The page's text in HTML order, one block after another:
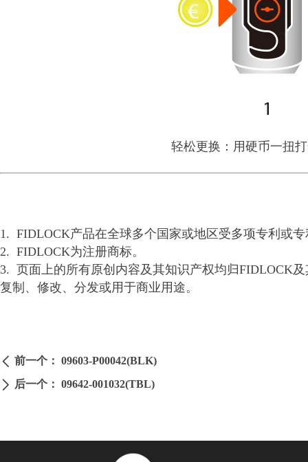
轻松更换：用硬币一扭
1. FIDLOCK产品在全球多个国家或地区受多项专利或
2. FIDLOCK为注册商标。
3. 页面上的所有原创内容及其知识产权均归FIDLOCK
复制、修改、分发或用于商业用途。
ꄴ 前一个： 09603-P00042(BLK)
ꄲ 后一个： 09642-001032(TBL)